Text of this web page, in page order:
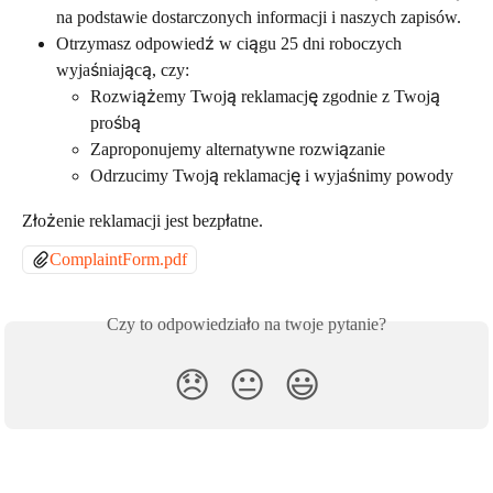
na podstawie dostarczonych informacji i naszych zapisów.
Otrzymasz odpowiedź w ciągu 25 dni roboczych
wyjaśniającą, czy:
Rozwiążemy Twoją reklamację zgodnie z Twoją
prośbą
Zaproponujemy alternatywne rozwiązanie
Odrzucimy Twoją reklamację i wyjaśnimy powody
Złożenie reklamacji jest bezpłatne.
ComplaintForm.pdf
Czy to odpowiedziało na twoje pytanie?
😞 😐 😃